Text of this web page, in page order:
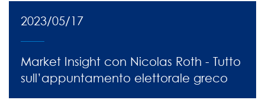
2023/05/17
Market Insight con Nicolas Roth - Tutto
sull’appuntamento elettorale greco